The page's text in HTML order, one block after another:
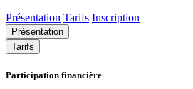
Présentation Tarifs Inscription
Présentation
Tarifs
Participation financière